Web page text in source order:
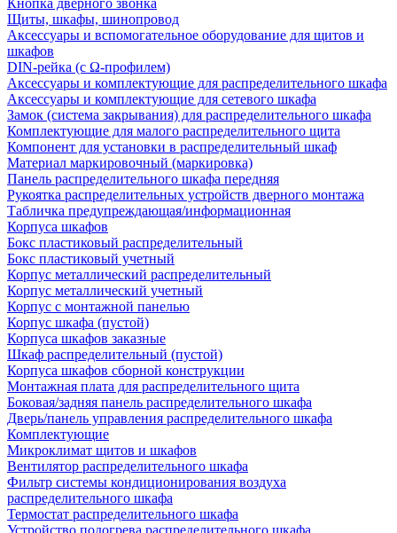
Кнопка дверного звонка
Щиты, шкафы, шинопровод
Аксессуары и вспомогательное оборудование для щитов и
шкафов
DIN-рейка (с Ω-профилем)
Аксессуары и комплектующие для распределительного шкафа
Аксессуары и комплектующие для сетевого шкафа
Замок (система закрывания) для распределительного шкафа
Комплектующие для малого распределительного щита
Компонент для установки в распределительный шкаф
Материал маркировочный (маркировка)
Панель распределительного шкафа передняя
Рукоятка распределительных устройств дверного монтажа
Табличка предупреждающая/информационная
Корпуса шкафов
Бокс пластиковый распределительный
Бокс пластиковый учетный
Корпус металлический распределительный
Корпус металлический учетный
Корпус с монтажной панелью
Корпус шкафа (пустой)
Корпуса шкафов заказные
Шкаф распределительный (пустой)
Корпуса шкафов сборной конструкции
Монтажная плата для распределительного щита
Боковая/задняя панель распределительного шкафа
Дверь/панель управления распределительного шкафа
Комплектующие
Микроклимат щитов и шкафов
Вентилятор распределительного шкафа
Фильтр системы кондиционирования воздуха
распределительного шкафа
Термостат распределительного шкафа
Устройство подогрева распределительного шкафа